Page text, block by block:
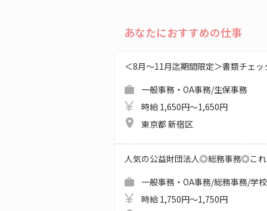
あなたにおすすめの仕事
＜8月～11月迄期間限定＞書類チェ
一般事務・OA事務/生保事務
時給 1,650円～1,650円
東京都 新宿区
人気の公益財団法人◎総務事務◎こ
一般事務・OA事務/総務事務/学
時給 1,750円～1,750円